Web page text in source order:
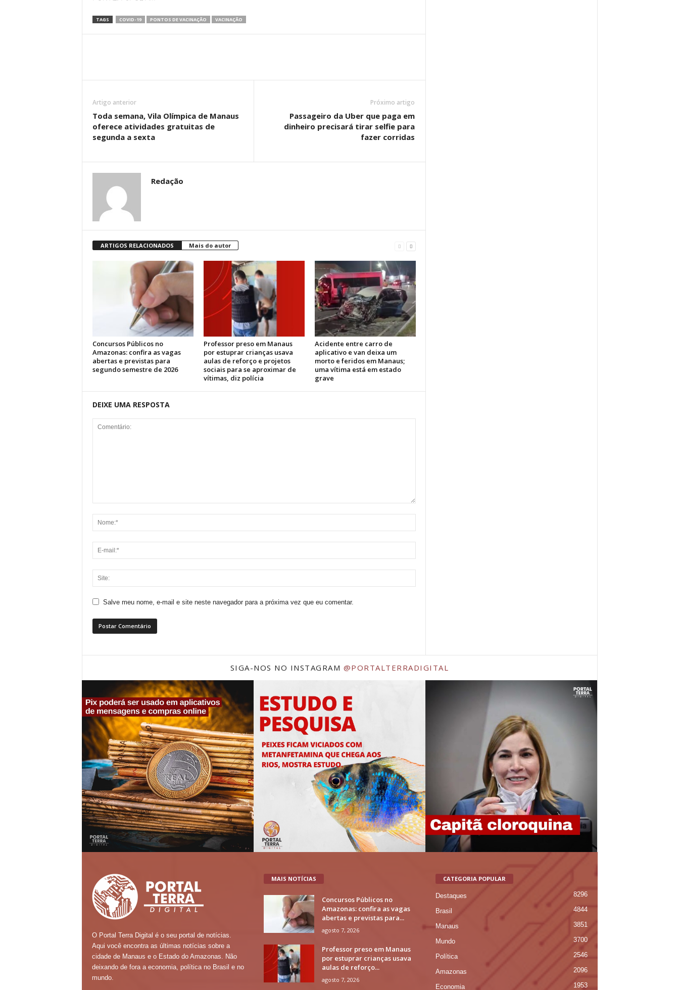
TAGS COVID-19 PONTOS DE VACINAÇÃO VACINAÇÃO
Artigo anterior
Toda semana, Vila Olímpica de Manaus
oferece atividades gratuitas de
segunda a sexta
Próximo artigo
Passageiro da Uber que paga em
dinheiro precisará tirar selfie para
fazer corridas
Redação
ARTIGOS RELACIONADOS Mais do autor
Concursos Públicos no
Amazonas: confira as vagas
abertas e previstas para
segundo semestre de 2026
Professor preso em Manaus
por estuprar crianças usava
aulas de reforço e projetos
sociais para se aproximar de
vítimas, diz polícia
Acidente entre carro de
aplicativo e van deixa um
morto e feridos em Manaus;
uma vítima está em estado
grave
DEIXE UMA RESPOSTA
Salve meu nome, e-mail e site neste navegador para a próxima vez que eu comentar.
SIGA-NOS NO INSTAGRAM @PORTALTERRADIGITAL
O Portal Terra Digital é o seu portal de notícias.
Aqui você encontra as últimas notícias sobre a
cidade de Manaus e o Estado do Amazonas. Não
deixando de fora a economia, política no Brasil e no
mundo.
MAIS NOTÍCIAS
Concursos Públicos no
Amazonas: confira as vagas
abertas e previstas para...
agosto 7, 2026
Professor preso em Manaus
por estuprar crianças usava
aulas de reforço...
agosto 7, 2026
CATEGORIA POPULAR
Destaques 8296
Brasil 4844
Manaus 3851
Mundo 3700
Política 2546
Amazonas 2096
Economia 1953